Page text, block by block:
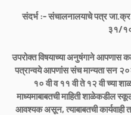
संदर्भ :- संचालनालयाचे पत्र
३१/
उपरोक्त विषयाच्या अनुषंगाने आपणास
पत्रान्वये आपणांस संच मान्यता सन
१० वी व ११ वी ते १२ वी च्या
माध्यमाबाबतची माहिती
आवश्यक असून, त्याबाबतची कार्यवाही